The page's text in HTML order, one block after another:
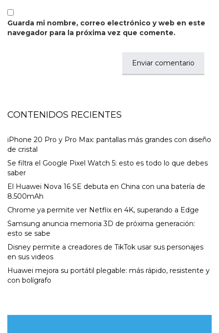
Guarda mi nombre, correo electrónico y web en este
navegador para la próxima vez que comente.
CONTENIDOS RECIENTES
iPhone 20 Pro y Pro Max: pantallas más grandes con diseño
de cristal
Se filtra el Google Pixel Watch 5: esto es todo lo que debes
saber
El Huawei Nova 16 SE debuta en China con una batería de
8.500mAh
Chrome ya permite ver Netflix en 4K, superando a Edge
Samsung anuncia memoria 3D de próxima generación:
esto se sabe
Disney permite a creadores de TikTok usar sus personajes
en sus videos
Huawei mejora su portátil plegable: más rápido, resistente y
con bolígrafo